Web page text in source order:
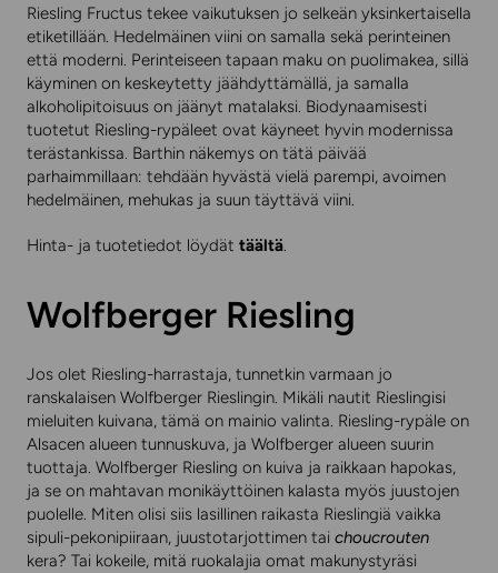
Riesling Fructus tekee vaikutuksen jo selkeän yksinkertaisella
etiketillään. Hedelmäinen viini on samalla sekä perinteinen
että moderni. Perinteiseen tapaan maku on puolimakea, sillä
käyminen on keskeytetty jäähdyttämällä, ja samalla
alkoholipitoisuus on jäänyt matalaksi. Biodynaamisesti
tuotetut Riesling-rypäleet ovat käyneet hyvin modernissa
terästankissa. Barthin näkemys on tätä päivää
parhaimmillaan: tehdään hyvästä vielä parempi, avoimen
hedelmäinen, mehukas ja suun täyttävä viini.
Hinta- ja tuotetiedot löydät täältä.
Wolfberger Riesling
Jos olet Riesling-harrastaja, tunnetkin varmaan jo
ranskalaisen Wolfberger Rieslingin. Mikäli nautit Rieslingisi
mieluiten kuivana, tämä on mainio valinta. Riesling-rypäle on
Alsacen alueen tunnuskuva, ja Wolfberger alueen suurin
tuottaja. Wolfberger Riesling on kuiva ja raikkaan hapokas,
ja se on mahtavan monikäyttöinen kalasta myös juustojen
puolelle. Miten olisi siis lasillinen raikasta Rieslingiä vaikka
sipuli-pekonipiiraan, juustotarjottimen tai choucrouten
kera? Tai kokeile, mitä ruokalajia omat makunystyräsi